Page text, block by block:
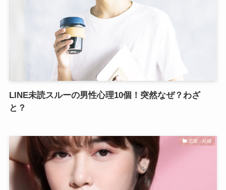
LINE未読スルーの男性心理10個！突然なぜ？わざ
と？
恋愛・結婚